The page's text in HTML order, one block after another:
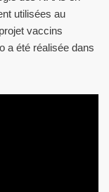
utilisées au
vaccins
a été réalisée dans